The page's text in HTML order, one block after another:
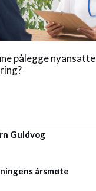
Guldvog
årsmøte
pålegge nyansatte